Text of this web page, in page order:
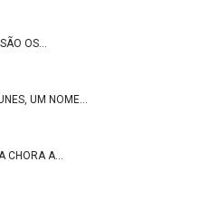
OS…
UM NOME…
CHORA A…